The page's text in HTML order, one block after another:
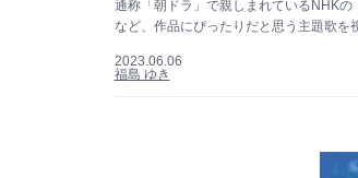
通称「朝ドラ」で親しまれているNHK
など、作品にぴったりだと思う主題歌
2023.06.06
福島 ゆき